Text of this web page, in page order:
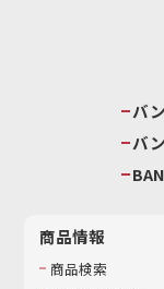
バ
バ
商品情報
商品検索